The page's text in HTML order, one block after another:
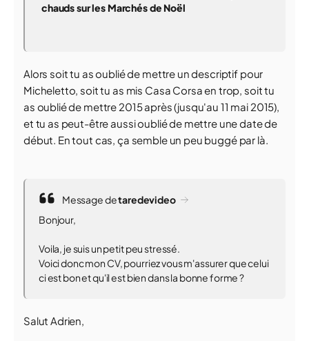
chauds sur les Marchés de Noël
Alors soit tu as oublié de mettre un descriptif pour
Micheletto, soit tu as mis Casa Corsa en trop, soit tu
as oublié de mettre 2015 après (jusqu'au 11 mai 2015),
et tu as peut-être aussi oublié de mettre une date de
début. En tout cas, ça semble un peu buggé par là.
Message detaredevideo
Bonjour,
Voila, je suis un petit peu stressé.
Voici donc mon CV, pourriez vous m'assurer que celui
ci est bon et qu'il est bien dans la bonne forme ?
Salut Adrien,